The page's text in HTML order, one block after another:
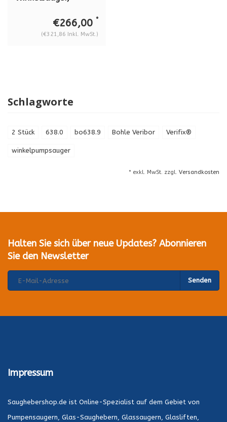
mm - Schenkelbreite
280 mm, BO 630.3
€266,00 *
(€321,86 Inkl. MwSt.)
Schlagworte
2 Stück 638.0 bo638.9 Bohle Veribor Verifix®
winkelpumpsauger
* exkl. MwSt. zzgl. Versandkosten
Halten Sie sich über neue Updates? Abonnieren
Sie den Newsletter
Senden
Impressum
Saughebershop.de ist Online-Spezialist auf dem Gebiet von
Pumpensaugern, Glas-Saughebern, Glassaugern, Glasliften,